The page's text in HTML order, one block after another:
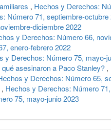
, Hechos y Derechos:
Número 71, septiembre-octubre
diciembre 2022
y Derechos: Número 66,
enero-febrero 2022
y Derechos: Número 75, mayo-
asesinaron a Paco Stanley? ,
y Derechos: Número 65,
, Hechos y Derechos: Número
75, mayo-junio 2023